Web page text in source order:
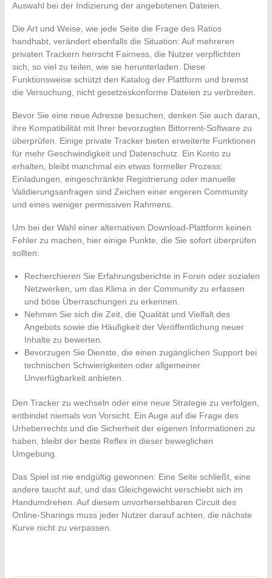
Auswahl bei der Indizierung der angebotenen Dateien.
Die Art und Weise, wie jede Seite die Frage des Ratios
handhabt, verändert ebenfalls die Situation: Auf mehreren
privaten Trackern herrscht Fairness, die Nutzer verpflichten
sich, so viel zu teilen, wie sie herunterladen. Diese
Funktionsweise schützt den Katalog der Plattform und bremst
die Versuchung, nicht gesetzeskonforme Dateien zu verbreiten.
Bevor Sie eine neue Adresse besuchen, denken Sie auch daran,
ihre Kompatibilität mit Ihrer bevorzugten Bittorrent-Software zu
überprüfen. Einige private Tracker bieten erweiterte Funktionen
für mehr Geschwindigkeit und Datenschutz. Ein Konto zu
erhalten, bleibt manchmal ein etwas formeller Prozess:
Einladungen, eingeschränkte Registrierung oder manuelle
Validierungsanfragen sind Zeichen einer engeren Community
und eines weniger permissiven Rahmens.
Um bei der Wahl einer alternativen Download-Plattform keinen
Fehler zu machen, hier einige Punkte, die Sie sofort überprüfen
sollten:
Recherchieren Sie Erfahrungsberichte in Foren oder sozialen
Netzwerken, um das Klima in der Community zu erfassen
und böse Überraschungen zu erkennen.
Nehmen Sie sich die Zeit, die Qualität und Vielfalt des
Angebots sowie die Häufigkeit der Veröffentlichung neuer
Inhalte zu bewerten.
Bevorzugen Sie Dienste, die einen zugänglichen Support bei
technischen Schwierigkeiten oder allgemeiner
Unverfügbarkeit anbieten.
Den Tracker zu wechseln oder eine neue Strategie zu verfolgen,
entbindet niemals von Vorsicht. Ein Auge auf die Frage des
Urheberrechts und die Sicherheit der eigenen Informationen zu
haben, bleibt der beste Reflex in dieser beweglichen
Umgebung.
Das Spiel ist nie endgültig gewonnen: Eine Seite schließt, eine
andere taucht auf, und das Gleichgewicht verschiebt sich im
Handumdrehen. Auf diesem unvorhersehbaren Circuit des
Online-Sharings muss jeder Nutzer darauf achten, die nächste
Kurve nicht zu verpassen.